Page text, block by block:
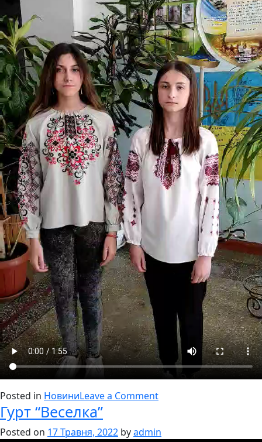
Posted in НовиниLeave a Commenton
Гурт “Веселка”
Posted on 17 Травня, 2022 byadmin